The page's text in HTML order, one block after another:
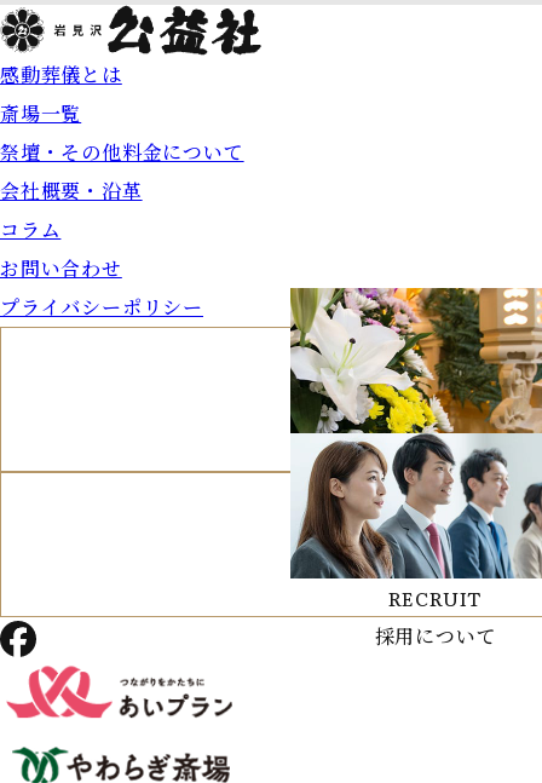
感動葬儀とは
斎場一覧
祭壇・その他料金について
会社概要・沿革
コラム
お問い合わせ
プライバシーポリシー
MEMORIAL
法要について
RECRUIT
採用について